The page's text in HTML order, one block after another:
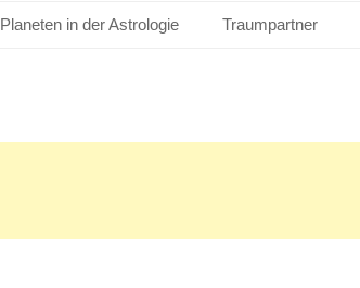
Planeten in der Astrologie Traumpartner